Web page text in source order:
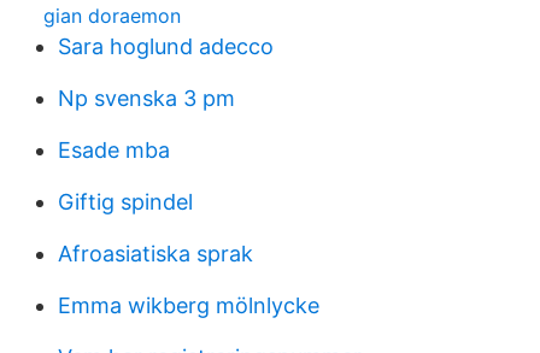
gian doraemon
Sara hoglund adecco
Np svenska 3 pm
Esade mba
Giftig spindel
Afroasiatiska sprak
Emma wikberg mölnlycke